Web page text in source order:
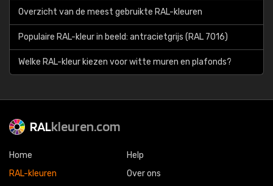
Overzicht van de meest gebruikte RAL-kleuren
Populaire RAL-kleur in beeld: antracietgrijs (RAL 7016)
Welke RAL-kleur kiezen voor witte muren en plafonds?
RALkleuren.com
Home
RAL-kleuren
Help
Over ons